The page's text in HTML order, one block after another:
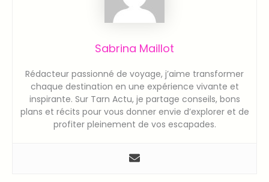
Sabrina Maillot
Rédacteur passionné de voyage, j’aime transformer
chaque destination en une expérience vivante et
inspirante. Sur Tarn Actu, je partage conseils, bons
plans et récits pour vous donner envie d’explorer et de
profiter pleinement de vos escapades.